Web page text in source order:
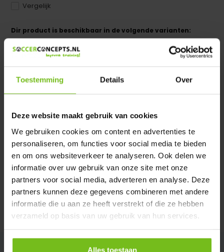
Toestemming Details Over
Deze website maakt gebruik van cookies
We gebruiken cookies om content en advertenties te
personaliseren, om functies voor social media te bieden
en om ons websiteverkeer te analyseren. Ook delen we
informatie over uw gebruik van onze site met onze
partners voor social media, adverteren en analyse. Deze
partners kunnen deze gegevens combineren met andere
informatie die u aan ze heeft verstrekt of die ze hebben
verzameld op basis van uw gebruik van hun services.
Alles toestaan
Vergelijk
Dir product is beschikbaar in de volgende varianten:
Heeft u een vraag over dit product ?
Verstuur email
Productomschrijving
Specificaties
Reviews